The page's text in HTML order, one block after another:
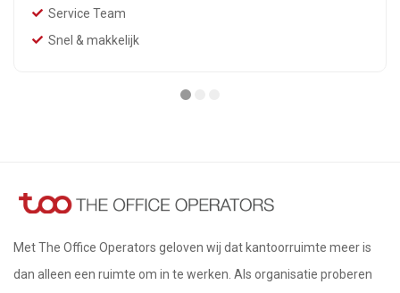
Service Team
Snel & makkelijk
Met The Office Operators geloven wij dat kantoorruimte meer is
dan alleen een ruimte om in te werken. Als organisatie proberen